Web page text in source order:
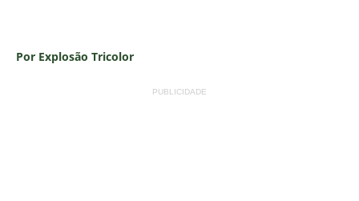
Por Explosão Tricolor
PUBLICIDADE